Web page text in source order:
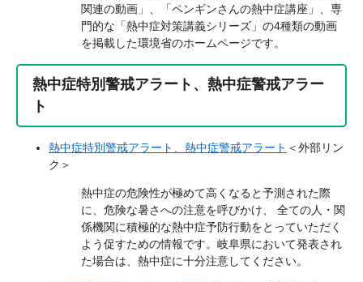
関連の動画」、「ペンギンさんの熱中症講座」、専
門的な「熱中症対策講義シリーズ」の4種類の動画
を掲載した環境省のホームページです。
熱中症特別警戒アラート、熱中症警戒アラー
ト
熱中症特別警戒アラート、熱中症警戒アラート ＜外部リン
ク＞
熱中症の危険性が極めて高くなると予測された際
に、危険な暑さへの注意を呼びかけ、 全ての人・関
係機関に積極的な熱中症予防行動をとっていただく
よう促すための情報です。岐阜県において発表され
た場合は、熱中症に十分注意してください。